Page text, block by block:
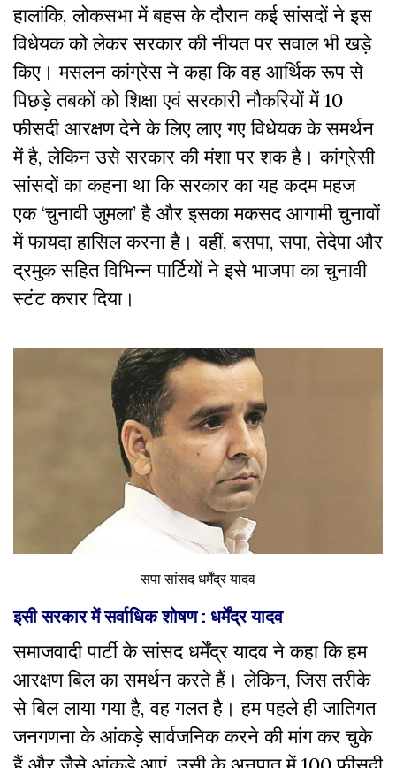
हालांकि, लोकसभा में बहस के दौरान कई सांसदों ने इस
विधेयक को लेकर सरकार की नीयत पर सवाल भी खड़े
किए। मसलन कांग्रेस ने कहा कि वह आर्थिक रूप से
पिछड़े तबकों को शिक्षा एवं सरकारी नौकरियों में 10
फीसदी आरक्षण देने के लिए लाए गए विधेयक के समर्थन
में है, लेकिन उसे सरकार की मंशा पर शक है। कांग्रेसी
सांसदों का कहना था कि सरकार का यह कदम महज
एक ‘चुनावी जुमला’ है और इसका मकसद आगामी चुनावों
में फायदा हासिल करना है। वहीं, बसपा, सपा, तेदेपा और
द्रमुक सहित विभिन्न पार्टियों ने इसे भाजपा का चुनावी
स्टंट करार दिया।
सपा सांसद धर्मेंद्र यादव
इसी सरकार में सर्वाधिक शोषण : धर्मेंद्र यादव
समाजवादी पार्टी के सांसद धर्मेंद्र यादव ने कहा कि हम
आरक्षण बिल का समर्थन करते हैं। लेकिन, जिस तरीके
से बिल लाया गया है, वह गलत है। हम पहले ही जातिगत
जनगणना के आंकड़े सार्वजनिक करने की मांग कर चुके